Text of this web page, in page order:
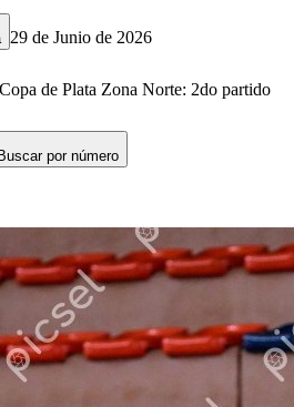
29 de Junio de 2026
de Plata Zona Norte: 2do partido
Buscar por número